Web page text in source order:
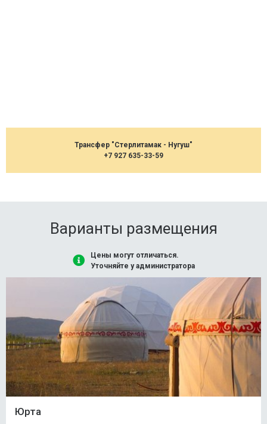
Трансфер "Стерлитамак - Нугуш"
+7 927 635-33-59
Варианты размещения
Цены могут отличаться.
Уточняйте у администратора
Юрта